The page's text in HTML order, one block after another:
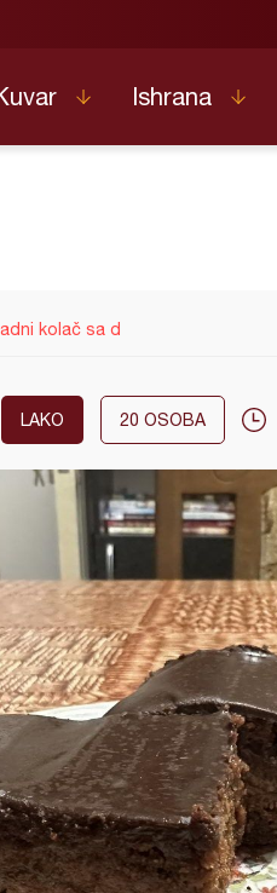
Ishrana
kolač sa d
LAKO 20 OSOBA